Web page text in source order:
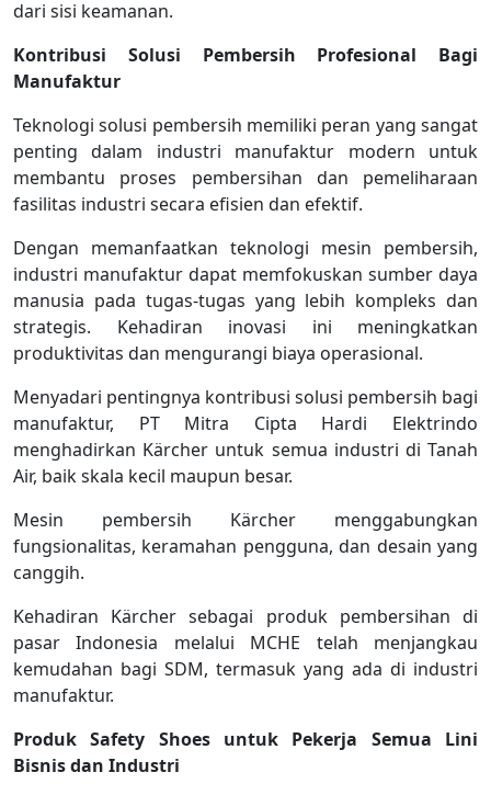
dari sisi keamanan.
Kontribusi Solusi Pembersih Profesional Bagi
Manufaktur
Teknologi solusi pembersih memiliki peran yang sangat
penting dalam industri manufaktur modern untuk
membantu proses pembersihan dan pemeliharaan
fasilitas industri secara efisien dan efektif.
Dengan memanfaatkan teknologi mesin pembersih,
industri manufaktur dapat memfokuskan sumber daya
manusia pada tugas-tugas yang lebih kompleks dan
strategis. Kehadiran inovasi ini meningkatkan
produktivitas dan mengurangi biaya operasional.
Menyadari pentingnya kontribusi solusi pembersih bagi
manufaktur, PT Mitra Cipta Hardi Elektrindo
menghadirkan Kärcher untuk semua industri di Tanah
Air, baik skala kecil maupun besar.
Mesin pembersih Kärcher menggabungkan
fungsionalitas, keramahan pengguna, dan desain yang
canggih.
Kehadiran Kärcher sebagai produk pembersihan di
pasar Indonesia melalui MCHE telah menjangkau
kemudahan bagi SDM, termasuk yang ada di industri
manufaktur.
Produk Safety Shoes untuk Pekerja Semua Lini
Bisnis dan Industri